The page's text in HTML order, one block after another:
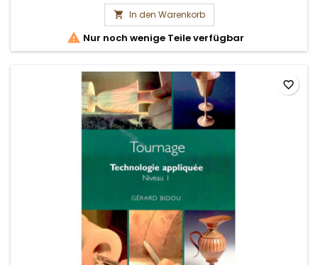
 In den Warenkorb
 Nur noch wenige Teile verfügbar
favorite_border